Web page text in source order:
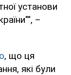
установи
–
, що ця
які були